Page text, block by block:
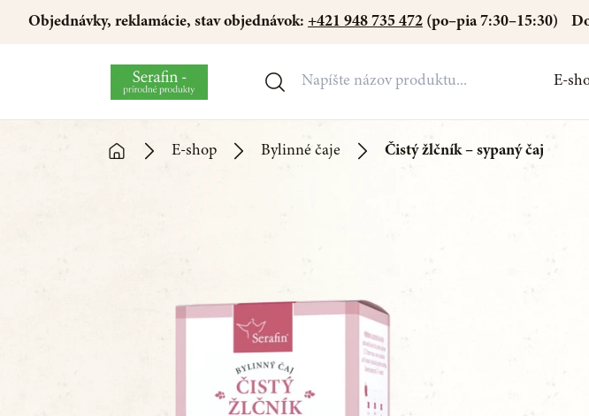
Objednávky, reklamácie, stav objednávok: +421 948 735 472 (po–pia 7:30–15:30)
E-
E-shop Bylinné čaje Čistý žlčník – sypaný čaj